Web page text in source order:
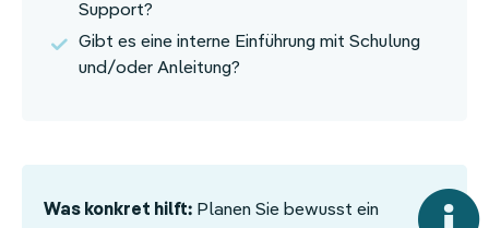
Support?
Gibt es eine interne Einführung mit Schulung
und/oder Anleitung?
Was konkret hilft: Planen Sie bewusst ein